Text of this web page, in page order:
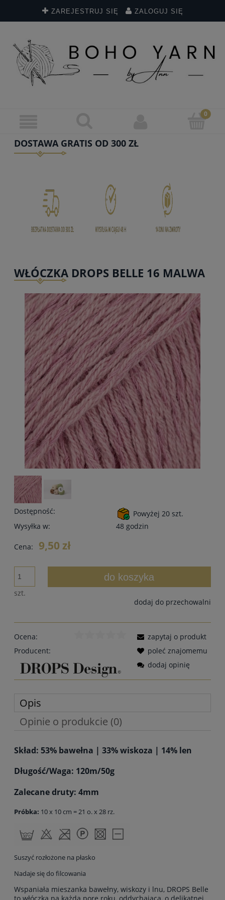
ZAREJESTRUJ SIĘ ZALOGUJ SIĘ
DOSTAWA GRATIS OD 300 ZŁ
WŁÓCZKA DROPS BELLE 16 MALWA
Dostępność:
Powyżej 20 szt.
Wysyłka w:
48 godzin
Cena: 9,50 zł
szt.
do koszyka
dodaj do przechowalni
Ocena:
Producent:
zapytaj o produkt
poleć znajomemu
dodaj opinię
Opis
Opinie o produkcie (0)
Skład: 53% bawełna | 33% wiskoza | 14% len
Długość/Waga: 120m/50g
Zalecane druty: 4mm
Próbka: 10 x 10 cm = 21 o. x 28 rz.
Suszyć rozłożone na płasko
Nadaje się do filcowania
Wspaniała mieszanka bawełny, wiskozy i lnu, DROPS Belle